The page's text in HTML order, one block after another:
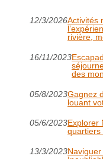
12/3/2026Activités
rivière,
16/11/2023
des
05/8/2023Gagnez
louant
05/6/2023Explorer
quartiers
13/3/2023